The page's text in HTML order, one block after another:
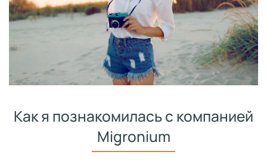
Как я познакомилась с компанией
Migronium